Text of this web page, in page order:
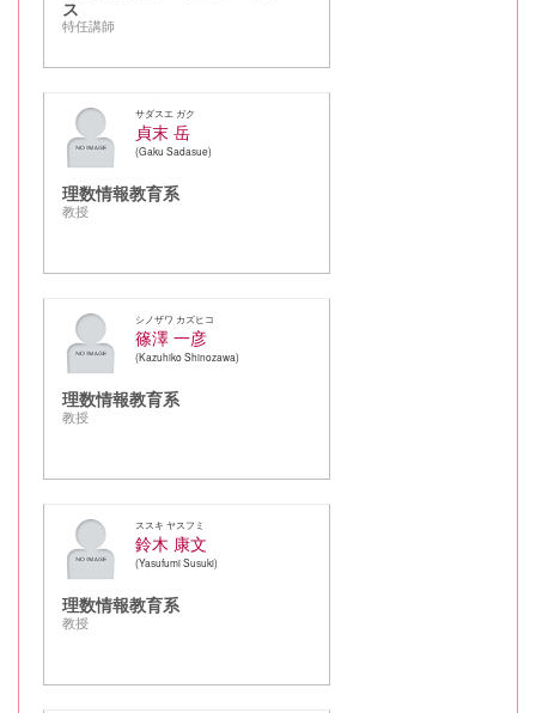
ス
特任講師
サダスエ ガク
貞末 岳
Gaku Sadasue
理数情報教育系
教授
シノザワ カズヒコ
篠澤 一彦
Kazuhiko Shinozawa
理数情報教育系
教授
ススキ ヤスフミ
鈴木 康文
Yasufumi Susuki
理数情報教育系
教授